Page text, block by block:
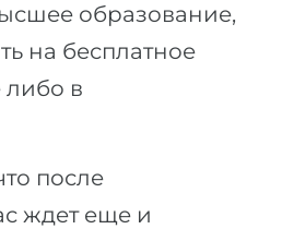
образование,
на бесплатное
либо в
после
ждет еще и